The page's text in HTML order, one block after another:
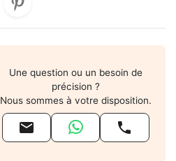
Une question ou un besoin de
précision ?
Nous sommes à votre disposition.
 